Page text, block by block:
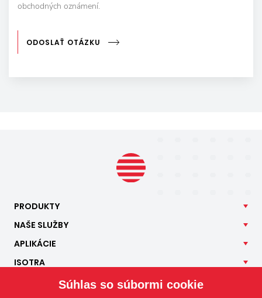
obchodných oznámení.
ODOSLAŤ OTÁZKU
PRODUKTY
NAŠE SLUŽBY
APLIKÁCIE
ISOTRA
Súhlas so súbormi cookie